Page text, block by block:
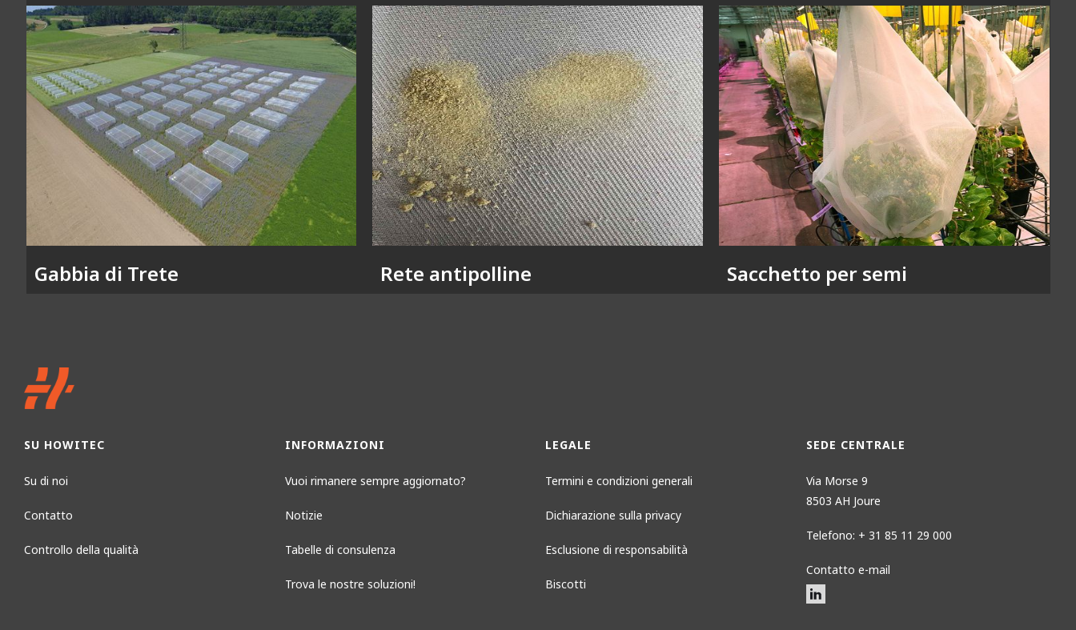
Gabbia di Trete Rete antipolline Sacchetto per semi
SU HOWITEC
Su di noi
Contatto
Controllo della qualità
INFORMAZIONI
Vuoi rimanere sempre aggiornato?
Notizie
Tabelle di consulenza
Trova le nostre soluzioni!
LEGALE
Termini e condizioni generali
Dichiarazione sulla privacy
Esclusione di responsabilità
Biscotti
SEDE CENTRALE
Via Morse 9
8503 AH Joure
Telefono: + 31 85 11 29 000
Contatto e-mail